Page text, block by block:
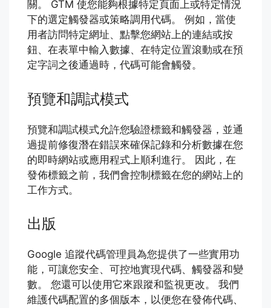
關。 GTM 使您能夠根據特定頁面上或特定情況
下的選定觸發器或策略調用代碼。 例如，當使
用者訪問特定網址、點擊您網站上的連結或按
鈕、在表單中輸入數據、在特定位置滾動或在預
定字詞之後通過時，代碼可能會觸發。
預覽和調試模式
預覽和調試模式允許您驗證標籤和觸發器，並通
過提前修復潛在錯誤來確保記錄和分析數據在您
的即時網站或應用程式上順利進行。 因此，在
發佈標籤之前，我們會控制標籤在您的網站上的
工作方式。
出版
Google 追蹤代碼管理員為您提供了一些實用功
能，可讓您安全、可控地實現代碼、觸發器和變
數。 您還可以使用它來跟蹤和監視更改。 我們
維護代碼配置的多個版本，以便您在發佈代碼、